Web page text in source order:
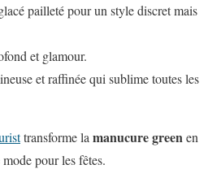
pailleté pour un style discret mais
et glamour.
et raffinée qui sublime toutes les
transforme la manucure greenen
pour les fêtes.